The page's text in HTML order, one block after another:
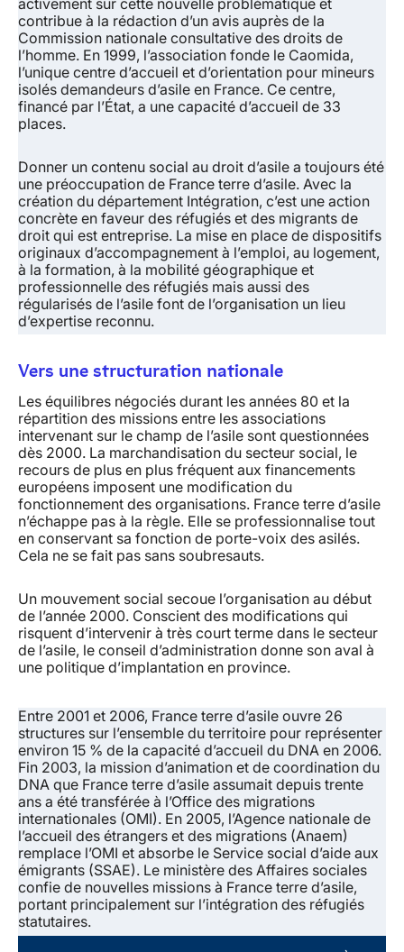
activement sur cette nouvelle problématique et
contribue à la rédaction d’un avis auprès de la
Commission nationale consultative des droits de
l’homme. En 1999, l’association fonde le Caomida,
l’unique centre d’accueil et d’orientation pour mineurs
isolés demandeurs d’asile en France. Ce centre,
financé par l’État, a une capacité d’accueil de 33
places.
Donner un contenu social au droit d’asile a toujours été
une préoccupation de France terre d’asile. Avec la
création du département Intégration, c’est une action
concrète en faveur des réfugiés et des migrants de
droit qui est entreprise. La mise en place de dispositifs
originaux d’accompagnement à l’emploi, au logement,
à la formation, à la mobilité géographique et
professionnelle des réfugiés mais aussi des
régularisés de l’asile font de l’organisation un lieu
d’expertise reconnu.
Vers une structuration nationale
Les équilibres négociés durant les années 80 et la
répartition des missions entre les associations
intervenant sur le champ de l’asile sont questionnées
dès 2000. La marchandisation du secteur social, le
recours de plus en plus fréquent aux financements
européens imposent une modification du
fonctionnement des organisations. France terre d’asile
n’échappe pas à la règle. Elle se professionnalise tout
en conservant sa fonction de porte-voix des asilés.
Cela ne se fait pas sans soubresauts.
Un mouvement social secoue l’organisation au début
de l’année 2000. Conscient des modifications qui
risquent d’intervenir à très court terme dans le secteur
de l’asile, le conseil d’administration donne son aval à
une politique d’implantation en province.
Entre 2001 et 2006, France terre d’asile ouvre 26
structures sur l’ensemble du territoire pour représenter
environ 15 % de la capacité d’accueil du DNA en 2006.
Fin 2003, la mission d’animation et de coordination du
DNA que France terre d’asile assumait depuis trente
ans a été transférée à l’Office des migrations
internationales (OMI). En 2005, l’Agence nationale de
l’accueil des étrangers et des migrations (Anaem)
remplace l’OMI et absorbe le Service social d’aide aux
émigrants (SSAE). Le ministère des Affaires sociales
confie de nouvelles missions à France terre d’asile,
portant principalement sur l’intégration des réfugiés
statutaires.